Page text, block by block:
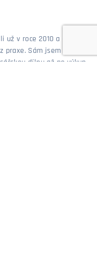
v roce 2010 a od
Sám jsem prošel
dílnu až po výkup